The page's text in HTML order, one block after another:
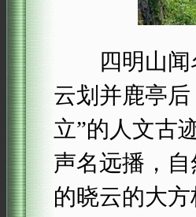
四明山闻名
云划并鹿亭
立”的人文古
声名远播，
的晓云的大